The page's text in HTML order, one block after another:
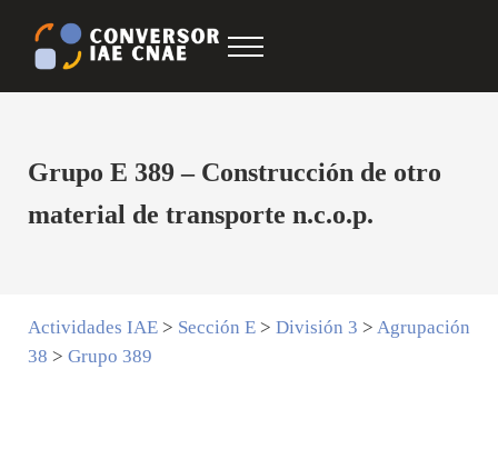
Conversor IAE CNAE
Menu
Grupo E 389 – Construcción de otro
material de transporte n.c.o.p.
Actividades IAE> Sección E> División 3 > Agrupación
38 > Grupo 389